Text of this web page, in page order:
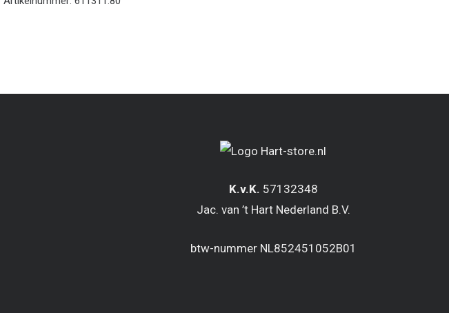
K.v.K. 57132348
Jac. van ’t Hart Nederland B.V.
btw-nummer NL852451052B01